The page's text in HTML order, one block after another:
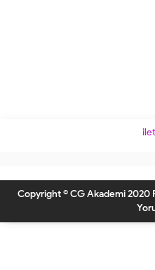
Copyright © CG Akademi 2020